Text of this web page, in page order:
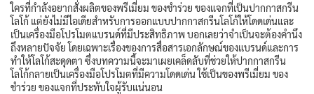
ใครที่กำลังอยากสั่งผลิตของพรีเมี่ยม ของชำร่วย ของแจกที่เป็นปากกาสกรีน
โลโก้ แต่ยังไม่มีไอเดียสำหรับการออกแบบปากกาสกรีนโลโก้ให้โดดเด่นและ
เป็นเครื่องมือโปรโมตแบรนด์ที่มีประสิทธิภาพ บอกเลยว่าจำเป็นจะต้องคำนึง
ถึงหลายปัจจัย โดยเฉพาะเรื่องของการสื่อสารเอกลักษณ์ของแบรนด์และการ
ทำให้โลโก้สะดุดตา ซึ่งบทความนี้จะมาเผยเคล็ดลับที่ช่วยให้ปากกาสกรีน
โลโก้กลายเป็นเครื่องมือโปรโมตที่มีความโดดเด่น ใช้เป็นของพรีเมี่ยม ของ
ชำร่วย ของแจกที่ประทับใจผู้รับแน่นอน